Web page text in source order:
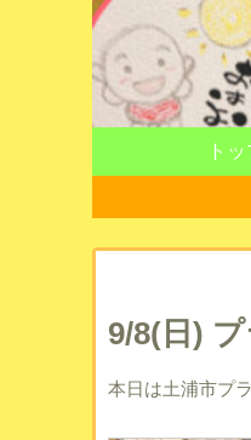
ト
9/8(日)
本日は土浦市プ